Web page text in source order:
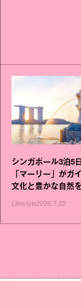
シンガポール3泊5
「マーリー」がガ
文化と豊かな自然
Lifestyle2026.7.22